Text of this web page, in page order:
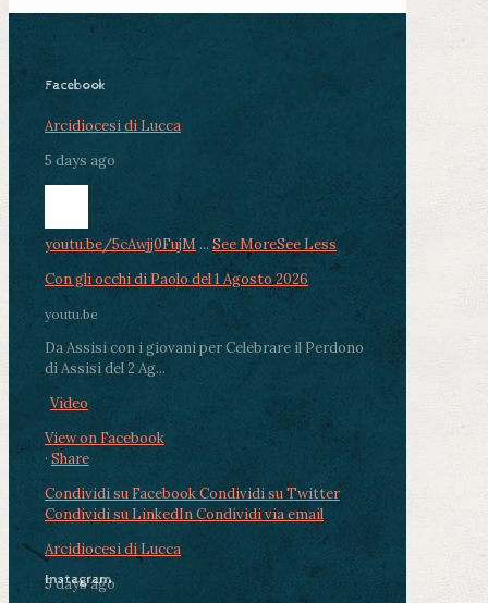
Facebook
Arcidiocesi di Lucca
5 days ago
youtu.be/5cAwjj0FujM ... See MoreSee Less
Con gli occhi di Paolo del 1 Agosto 2026
youtu.be
Da Assisi con i giovani per Celebrare il Perdono
di Assisi del 2 Ag...
Video
View on Facebook
· Share
Condividi su FacebookCondividi su Twitter
Condividi su LinkedInCondividi via email
Arcidiocesi di Lucca
5 days ago
Instagram